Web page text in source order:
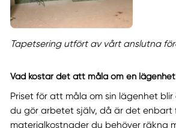
Tapetsering utfört av vårt anslutna
Vad kostar det att måla om en
Priset för att måla om sin lägenhet
du gör arbetet själv, då är det enbart
materialkostnader du behöver räkna